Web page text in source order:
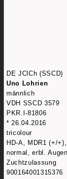
DE JClCh (SSCD)
Uno Lohrien
männlich
VDH SSCD 3579
PKR.I-81806
* 26.04.2016
tricolour
HD-A, MDR1 (+/
normal, erbl.
Zuchtzulassung
900164001315376